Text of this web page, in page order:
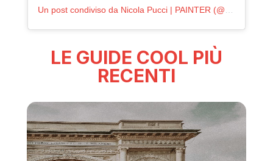
LE GUIDE COOL PIÙ
RECENTI